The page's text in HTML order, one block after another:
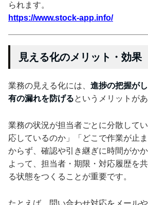
られます。
https://www.stock-app.info/
見える化のメリット・効果
業務の見える化には、 進捗の把握が
有の漏れを防げるというメリットがあ
業務の状況が担当者ごとに分散して
応しているのか」「どこで作業が止
からず、確認や引き継ぎに時間がか
よって、担当者・期限・対応履歴を
る状態をつくることが重要です。
たとえば、問い合わせ対応をメール